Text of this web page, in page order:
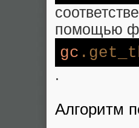
помощью
gc
.
Алгоритм